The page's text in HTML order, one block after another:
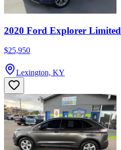
2020 Ford Explorer Limited
$25,950
Lexington, KY